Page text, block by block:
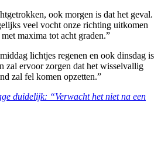
ook morgen is dat het geval.
veel vocht onze richting uitkomen
maxima tot acht graden.”
lichtjes regenen en ook dinsdag is
zal ervoor zorgen dat het wisselvallig
zal fel komen opzetten.”
duidelijk: “Verwacht het niet na een